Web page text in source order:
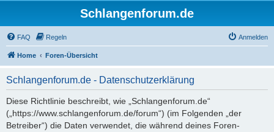
Schlangenforum.de
FAQ Regeln Anmelden
Home Foren-Übersicht
Schlangenforum.de - Datenschutzerklärung
Diese Richtlinie beschreibt, wie „Schlangenforum.de“
(„https://www.schlangenforum.de/forum“) (im Folgenden „der
Betreiber“) die Daten verwendet, die während deines Foren-